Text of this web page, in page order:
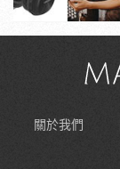
關於我們